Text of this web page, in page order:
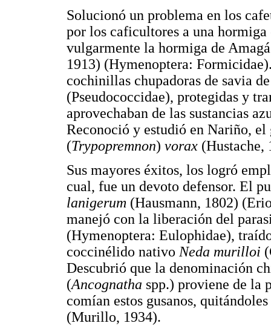
Solucionó un problema en los
por los caficultores a una
vulgarmente la hormiga de
1913) (Hymenoptera:
cochinillas chupadoras de savia
(Pseudococcidae), protegidas y
aprovechaban de las sustancias
Reconoció y estudió en Nariño,
(Trypopremnon) vorax (Hustache,
Sus mayores éxitos, los logró
cual, fue un devoto defensor. El
lanigerum (Hausmann, 1802)
manejó con la liberación del
(Hymenoptera: Eulophidae),
coccinélido nativo Neda murilloi
Descubrió que la denominación
(Ancognatha spp.) proviene de la
comían estos gusanos,
(Murillo, 1934).